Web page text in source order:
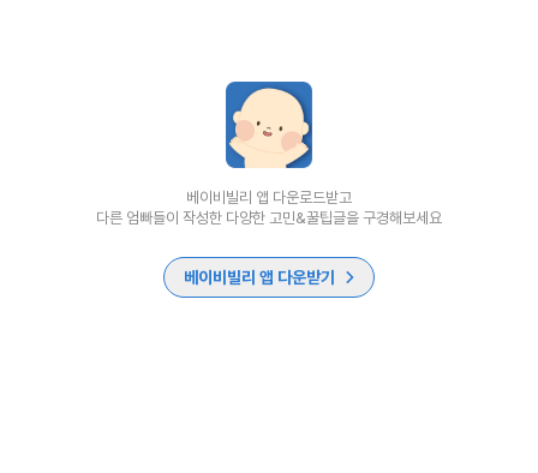
베이비빌리 앱 다운로드받고
다른 엄빠들이 작성한 다양한 고민&꿀팁글을 구경해보세요
베이비빌리 앱 다운받기